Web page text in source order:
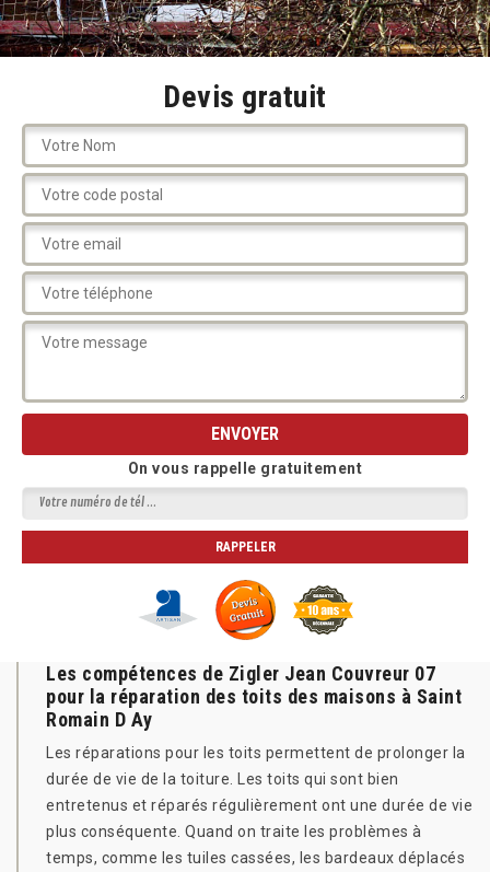
Devis gratuit
On vous rappelle gratuitement
Les compétences de Zigler Jean Couvreur 07
pour la réparation des toits des maisons à Saint
Romain D Ay
Les réparations pour les toits permettent de prolonger la
durée de vie de la toiture. Les toits qui sont bien
entretenus et réparés régulièrement ont une durée de vie
plus conséquente. Quand on traite les problèmes à
temps, comme les tuiles cassées, les bardeaux déplacés